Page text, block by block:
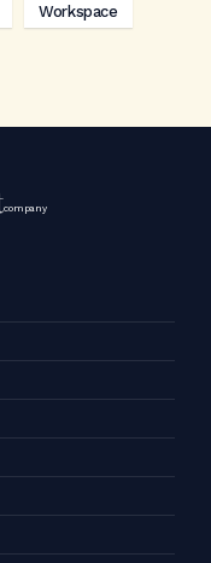
Workspace
company